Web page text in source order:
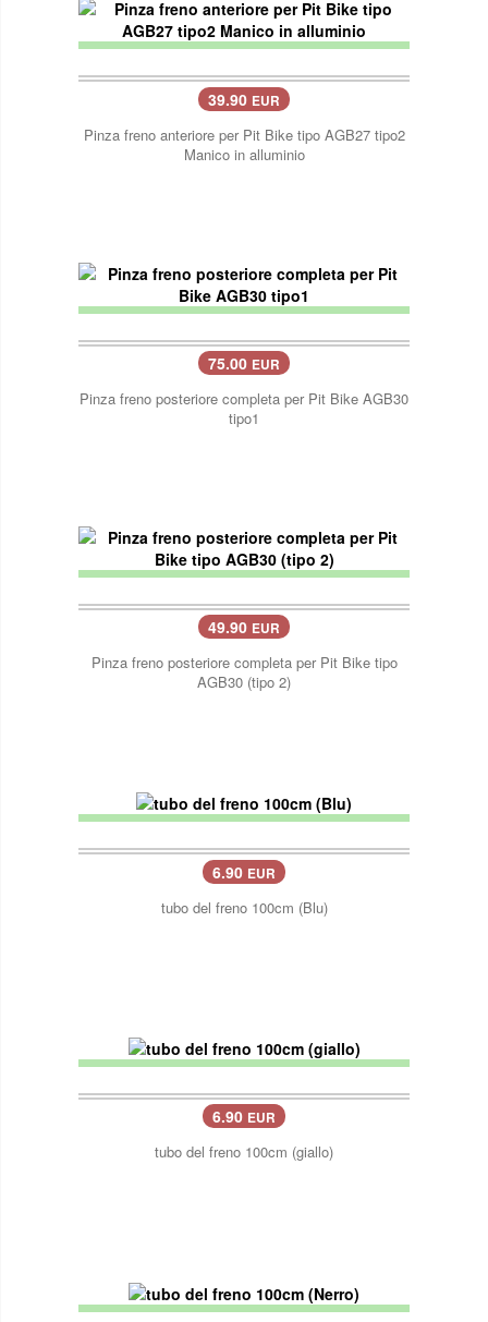
39.90 EUR
Pinza freno anteriore per Pit Bike tipo AGB27 tipo2
Manico in alluminio
75.00 EUR
Pinza freno posteriore completa per Pit Bike AGB30
tipo1
49.90 EUR
Pinza freno posteriore completa per Pit Bike tipo
AGB30 (tipo 2)
6.90 EUR
tubo del freno 100cm (Blu)
6.90 EUR
tubo del freno 100cm (giallo)